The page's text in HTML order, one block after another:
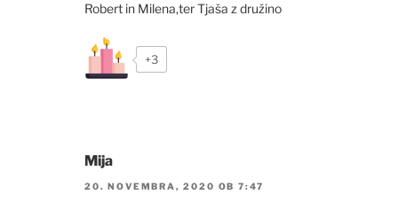
Robert in Milena,ter Tjaša z družino
+3
Mija
20. NOVEMBRA, 2020 OB 7:47